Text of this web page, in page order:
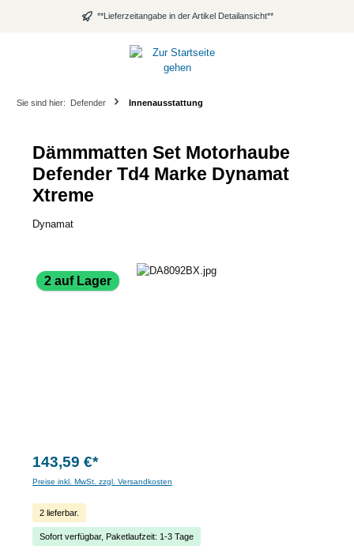
**Lieferzeitangabe in der Artikel Detailansicht**
Sie sind hier: Defender Innenausstattung
Dämmmatten Set Motorhaube
Defender Td4 Marke Dynamat
Xtreme
Dynamat
Bildergalerie überspringen
2 auf Lager
143,59 €*
Preise inkl. MwSt. zzgl. Versandkosten
2 lieferbar.
Sofort verfügbar, Paketlaufzeit: 1-3 Tage